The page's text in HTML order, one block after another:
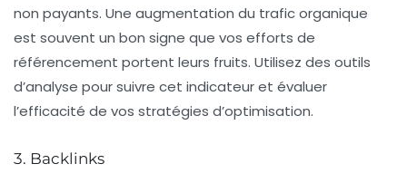
non payants. Une augmentation du trafic organique
est souvent un bon signe que vos efforts de
référencement portent leurs fruits. Utilisez des outils
d’analyse pour suivre cet indicateur et évaluer
l’efficacité de vos stratégies d’optimisation.
3. Backlinks